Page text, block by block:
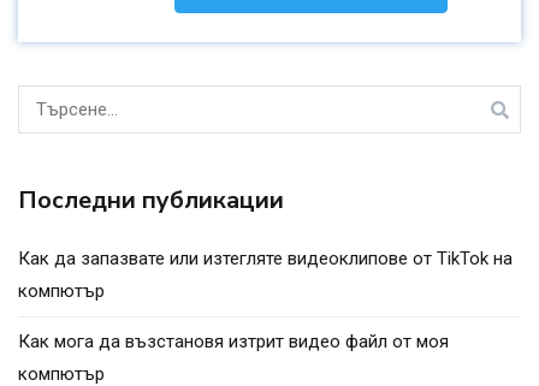
Търсене
за:
Последни публикации
Как да запазвате или изтегляте видеоклипове от TikTok на
компютър
Как мога да възстановя изтрит видео файл от моя
компютър